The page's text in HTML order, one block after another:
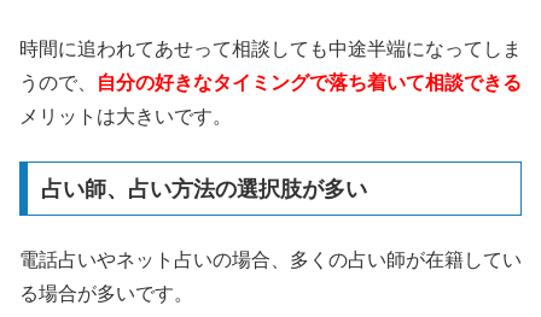
時間に追われてあせって相談しても中途半端になってしま
うので、
自分の好きなタイミングで落ち着いて相談できる
メリットは大きいです。
占い師、占い方法の選択肢が多い
電話占いやネット占いの場合、多くの占い師が在籍してい
る場合が多いです。